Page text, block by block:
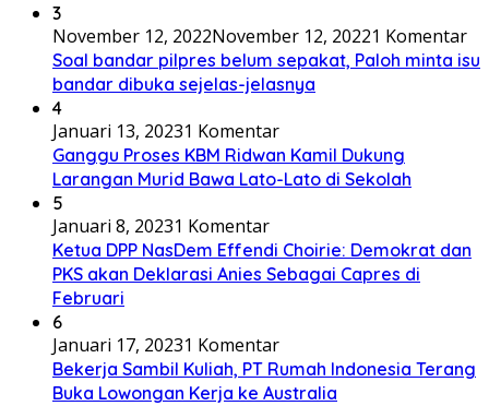
3
November 12, 2022November 12, 20221 Komentar
Soal bandar pilpres belum sepakat, Paloh minta isu
bandar dibuka sejelas-jelasnya
4
Januari 13, 20231 Komentar
Ganggu Proses KBM Ridwan Kamil Dukung
Larangan Murid Bawa Lato-Lato di Sekolah
5
Januari 8, 20231 Komentar
Ketua DPP NasDem Effendi Choirie: Demokrat dan
PKS akan Deklarasi Anies Sebagai Capres di
Februari
6
Januari 17, 20231 Komentar
Bekerja Sambil Kuliah, PT Rumah Indonesia Terang
Buka Lowongan Kerja ke Australia